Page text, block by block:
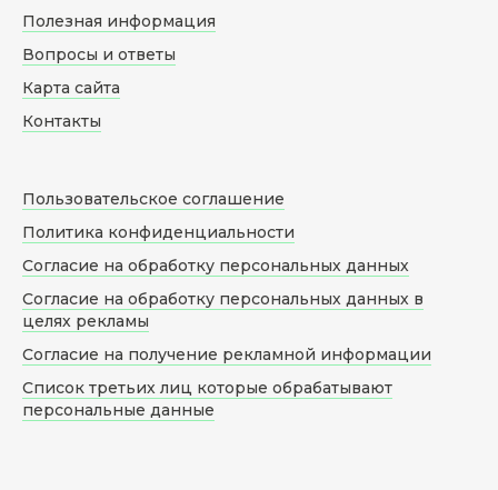
Полезная информация
Вопросы и ответы
Карта сайта
Контакты
Пользовательское соглашение
Политика конфиденциальности
Согласие на обработку персональных данных
Согласие на обработку персональных данных в
целях рекламы
Согласие на получение рекламной информации
Список третьих лиц которые обрабатывают
персональные данные